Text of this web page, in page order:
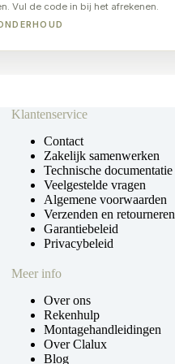
Vul de code in bij het afrekenen.
Klantenservice
Contact
Zakelijk samenwerken
Technische documentatie
Veelgestelde vragen
Algemene voorwaarden
Verzenden en retourneren
Garantiebeleid
Privacybeleid
Meer info
Over ons
Rekenhulp
Montagehandleidingen
Over Clalux
Blog